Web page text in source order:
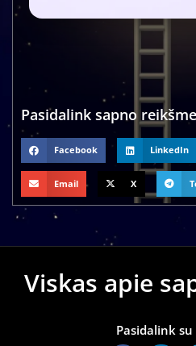
Pasidalink sapno reikšme
Facebook LinkedIn
Email X
Viskas apie
Pasidalink